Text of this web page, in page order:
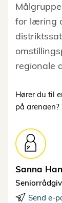
for læring
regionale
Hører du til
på
Sanna
Send e-